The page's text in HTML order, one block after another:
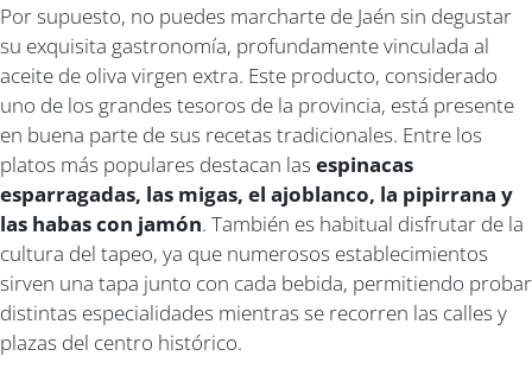
Por supuesto, no puedes marcharte de Jaén sin degustar
su exquisita gastronomía, profundamente vinculada al
aceite de oliva virgen extra. Este producto, considerado
uno de los grandes tesoros de la provincia, está presente
en buena parte de sus recetas tradicionales. Entre los
platos más populares destacan las espinacas
esparragadas, las migas, el ajoblanco, la pipirrana y
las habas con jamón. También es habitual disfrutar de la
cultura del tapeo, ya que numerosos establecimientos
sirven una tapa junto con cada bebida, permitiendo probar
distintas especialidades mientras se recorren las calles y
plazas del centro histórico.